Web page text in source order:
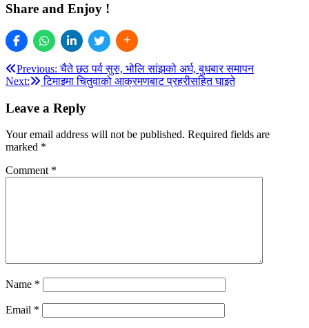
Share and Enjoy !
Post
navigation
Previous: चैते छठ पर्व सुरु, भोलि सांझको अर्घ, बुधबार समापन
Next:
टिमाइमा चितुवाको आक्रमणबाट प्रहरीसहित घाइते
Leave a Reply
Your email address will not be published. Required fields are
marked *
Comment *
Name *
Email *